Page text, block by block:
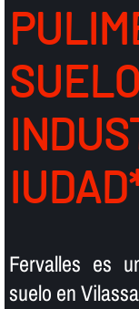
Fervalles es
suelo en